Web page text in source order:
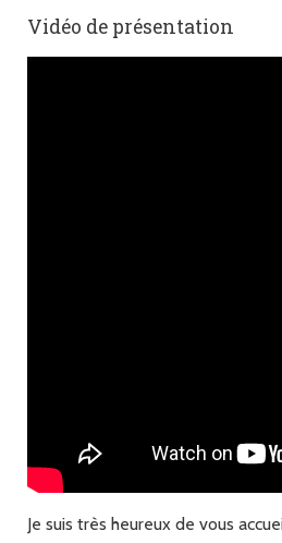
Vidéo de présentation
Je suis très heureux de vous